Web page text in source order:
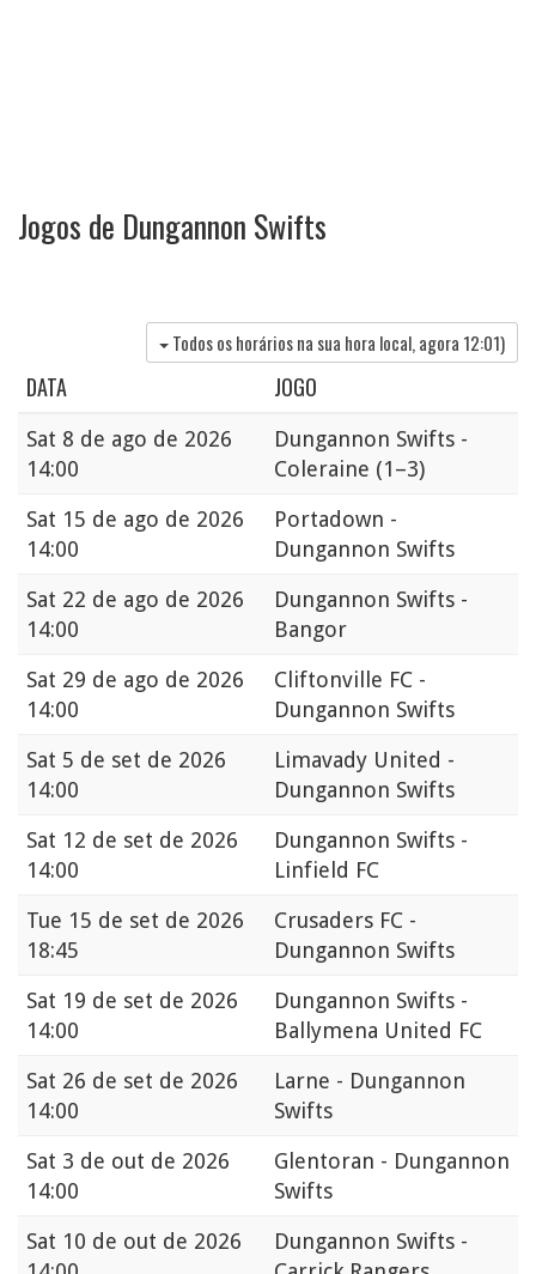
Jogos de Dungannon Swifts
Todos os horários na sua hora local, agora 12:01)
DATA JOGO
Sat 8 de ago de 2026
14:00
Dungannon Swifts -
Coleraine (1–3)
Sat 15 de ago de 2026
14:00
Portadown -
Dungannon Swifts
Sat 22 de ago de 2026
14:00
Dungannon Swifts -
Bangor
Sat 29 de ago de 2026
14:00
Cliftonville FC -
Dungannon Swifts
Sat 5 de set de 2026
14:00
Limavady United -
Dungannon Swifts
Sat 12 de set de 2026
14:00
Dungannon Swifts -
Linfield FC
Tue 15 de set de 2026
18:45
Crusaders FC -
Dungannon Swifts
Sat 19 de set de 2026
14:00
Dungannon Swifts -
Ballymena United FC
Sat 26 de set de 2026
14:00
Larne - Dungannon
Swifts
Sat 3 de out de 2026
14:00
Glentoran - Dungannon
Swifts
Sat 10 de out de 2026
Dungannon Swifts -